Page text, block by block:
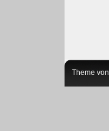
Theme von